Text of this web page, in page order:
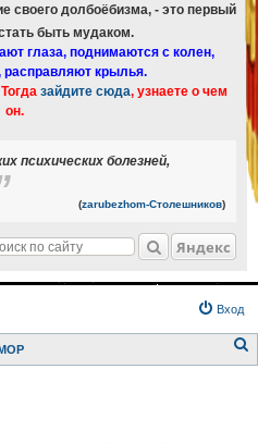
своего долбоёбизма, - это первый
быть мудаком.
глаза, поднимаются с колен,
крылья.
зайдите сюда, узнаете о чем
он.
психических болезней,
(zarubezhom-Столешников)
Яндекс
Вход